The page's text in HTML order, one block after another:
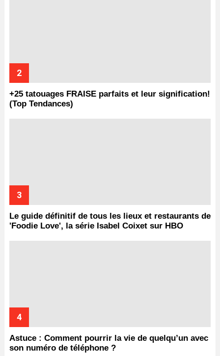
+25 tatouages ​​FRAISE parfaits et leur signification!
(Top Tendances)
Le guide définitif de tous les lieux et restaurants de
'Foodie Love', la série Isabel Coixet sur HBO
Astuce : Comment pourrir la vie de quelqu’un avec
son numéro de téléphone ?